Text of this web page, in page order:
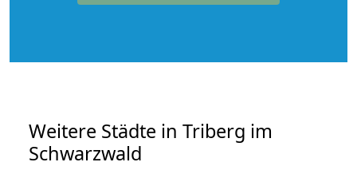
Weitere Städte in Triberg im
Schwarzwald